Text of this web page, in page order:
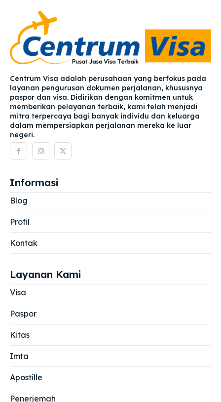
Centrum Visa adalah perusahaan yang berfokus pada
layanan pengurusan dokumen perjalanan, khususnya
paspor dan visa. Didirikan dengan komitmen untuk
memberikan pelayanan terbaik, kami telah menjadi
mitra terpercaya bagi banyak individu dan keluarga
dalam mempersiapkan perjalanan mereka ke luar
negeri.
Informasi
Blog
Profil
Kontak
Layanan Kami
Visa
Paspor
Kitas
Imta
Apostille
Penerjemah